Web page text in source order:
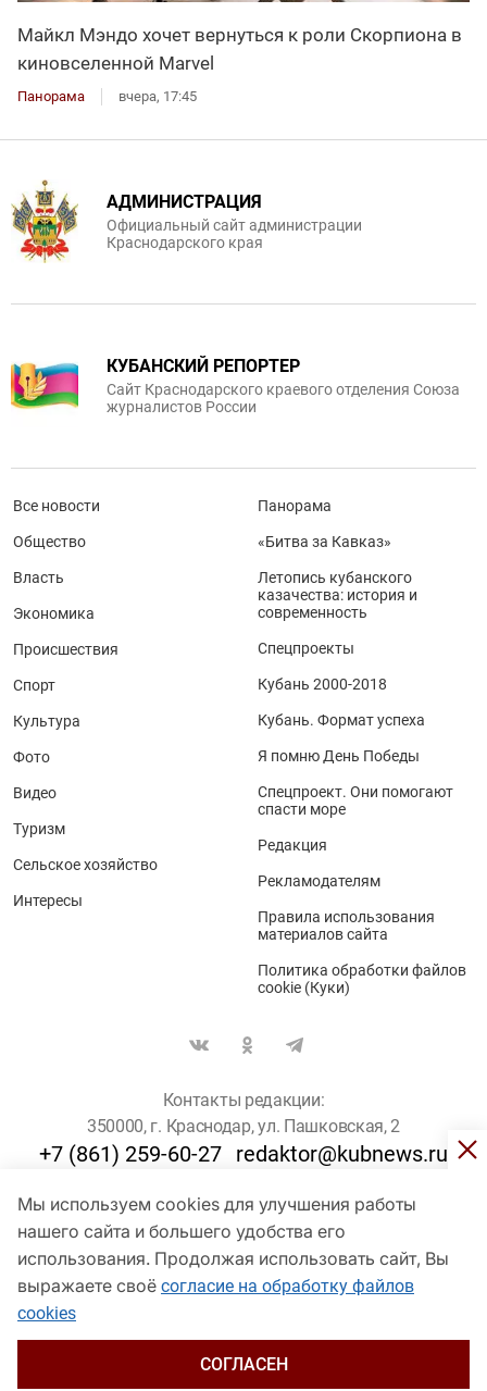
Майкл Мэндо хочет вернуться к роли Скорпиона в
киновселенной Marvel
Панорама вчера, 17:45
Мы используем cookies для улучшения работы
нашего сайта и большего удобства его
использования. Продолжая использовать сайт, Вы
выражаете своё согласие на обработку файлов
cookies
СОГЛАСЕН
АДМИНИСТРАЦИЯ
Официальный сайт администрации
Краснодарского края
КУБАНСКИЙ РЕПОРТЕР
Сайт Краснодарского краевого отделения Союза
журналистов России
Все новости
Общество
Власть
Экономика
Происшествия
Спорт
Культура
Фото
Видео
Туризм
Сельское хозяйство
Интересы
Панорама
«Битва за Кавказ»
Летопись кубанского
казачества: история и
современность
Спецпроекты
Кубань 2000-2018
Кубань. Формат успеха
Я помню День Победы
Спецпроект. Они помогают
спасти море
Редакция
Рекламодателям
Правила использования
материалов сайта
Политика обработки файлов
cookie (Куки)
Контакты редакции:
350000, г. Краснодар, ул. Пашковская, 2
+7 (861) 259-60-27 redaktor@kubnews.ru
Для пользователей старше 16 лет
© Кубанские Новости, 2017
Сетевое издание «kubnews» зарегистрировано Федеральной
службой по надзору в сфере связи, информационных технологий
и массовых коммуникаций (Роскомнадзор). Регистрационный
Пашковская, 2). Главный редактор – Филиппов О. Ю.